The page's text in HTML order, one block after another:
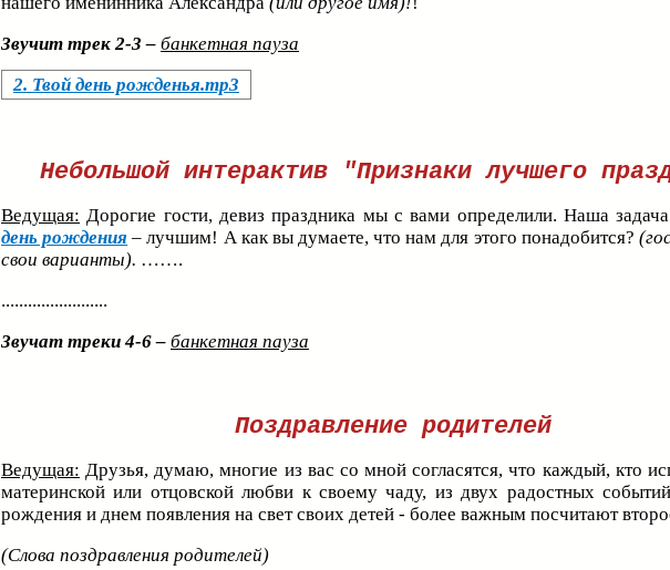
Звучит трек 2-3 – банкетная пауза
2. Твой день рожденья.mp3
Небольшой интерактив "Признаки лучшего
Ведущая: Дорогие гости, девиз праздника мы с вами определили. Наша
день рождения – лучшим! А как вы думаете, что нам для этого понадобится?
свои варианты). …….
........................
Звучат треки 4-6– банкетная пауза
Поздравление родителей
Ведущая: Друзья, думаю, многие из вас со мной согласятся, что каждый, кто
материнской или отцовской любви к своему чаду, из двух радостных
рождения и днем появления на свет своих детей - более важным посчитают
(Слова поздравления родителей)